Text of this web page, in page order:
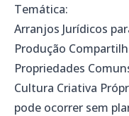
Temática:
Arranjos Jurídicos
Produção
Propriedades
Cultura Criativa
pode ocorrer sem